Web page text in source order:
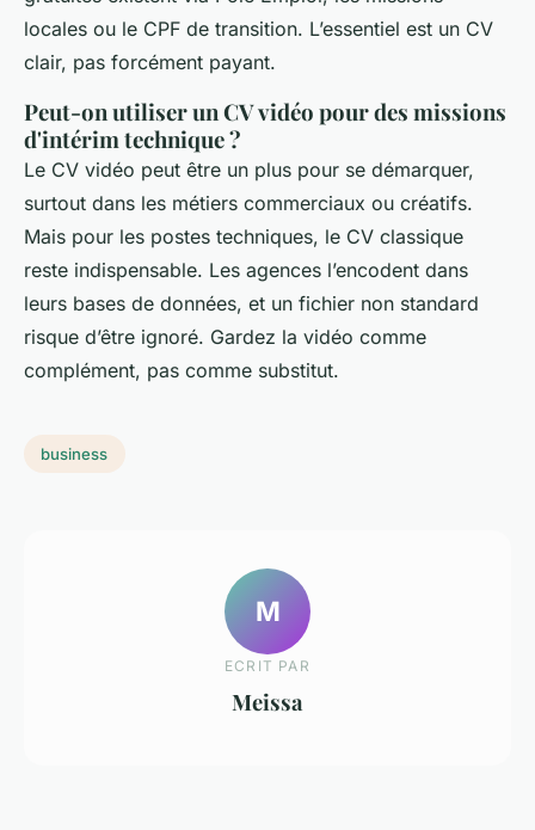
locales ou le CPF de transition. L’essentiel est un CV
clair, pas forcément payant.
Peut-on utiliser un CV vidéo pour des missions
d'intérim technique ?
Le CV vidéo peut être un plus pour se démarquer,
surtout dans les métiers commerciaux ou créatifs.
Mais pour les postes techniques, le CV classique
reste indispensable. Les agences l’encodent dans
leurs bases de données, et un fichier non standard
risque d’être ignoré. Gardez la vidéo comme
complément, pas comme substitut.
business
M
ECRIT PAR
Meissa